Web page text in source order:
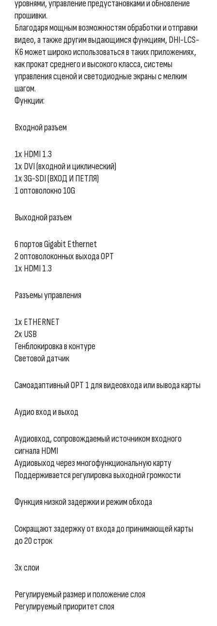
уровнями, управление предустановками и обновление
прошивки.
Благодаря мощным возможностям обработки и отправки
видео, а также другим выдающимся функциям, DHI-LCS-
K6 может широко использоваться в таких приложениях,
как прокат среднего и высокого класса, системы
управления сценой и светодиодные экраны с мелким
шагом.
Функции:
Входной разъем
1x HDMI 1.3
1x DVI (входной и циклический)
1x 3G-SDI (ВХОД И ПЕТЛЯ)
1 оптоволокно 10G
Выходной разъем
6 портов Gigabit Ethernet
2 оптоволоконных выхода OPT
1x HDMI 1.3
Разъемы управления
1x ETHERNET
2x USB
Генблокировка в контуре
Световой датчик
Самоадаптивный OPT 1 для видеовхода или вывода карты
Аудио вход и выход
Аудиовход, сопровождаемый источником входного
сигнала HDMI
Аудиовыход через многофункциональную карту
Поддерживается регулировка выходной громкости
Функция низкой задержки и режим обхода
Сокращают задержку от входа до принимающей карты
до 20 строк
3х слои
Регулируемый размер и положение слоя
Регулируемый приоритет слоя